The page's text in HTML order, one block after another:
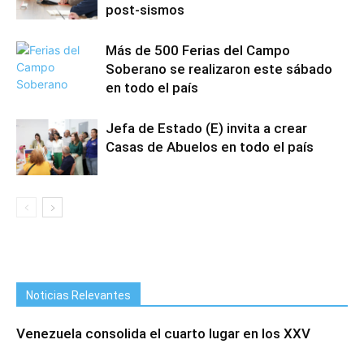
post-sismos
Más de 500 Ferias del Campo
Soberano se realizaron este sábado
en todo el país
Jefa de Estado (E) invita a crear
Casas de Abuelos en todo el país
Noticias Relevantes
Venezuela consolida el cuarto lugar en los XXV